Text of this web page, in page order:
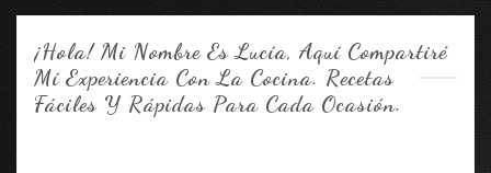
¡Hola! Mi Nombre Es Lucía, Aquí Compartiré
Mí Experiencia Con La Cocina. Recetas
Fáciles Y Rápidas Para Cada Ocasión.